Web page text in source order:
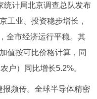
政策服务
回应关切
统计局北京调查总队发布
工业、投资稳步增长，
全市经济运行平稳。其
值按可比价格计算，同
户）同比增长5.2%。
频传。全球半导体精密